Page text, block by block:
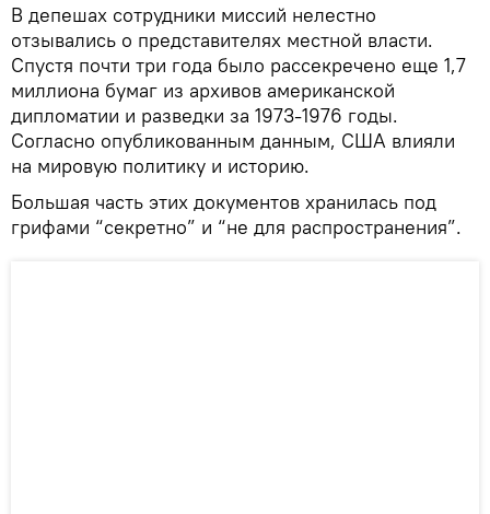
В депешах сотрудники миссий нелестно
отзывались о представителях местной власти.
Спустя почти три года было рассекречено еще 1,7
миллиона бумаг из архивов американской
дипломатии и разведки за 1973-1976 годы.
Согласно опубликованным данным, США влияли
на мировую политику и историю.
Большая часть этих документов хранилась под
грифами “секретно” и “не для распространения”.